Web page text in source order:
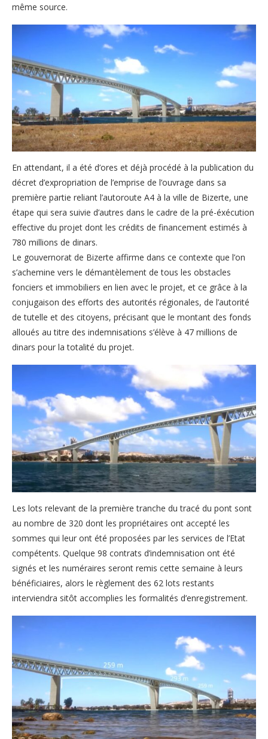
même source.
En attendant, il a été d’ores et déjà procédé à la publication du
décret d’expropriation de l’emprise de l’ouvrage dans sa
première partie reliant l’autoroute A4 à la ville de Bizerte, une
étape qui sera suivie d’autres dans le cadre de la pré-éxécution
effective du projet dont les crédits de financement estimés à
780 millions de dinars.
Le gouvernorat de Bizerte affirme dans ce contexte que l’on
s’achemine vers le démantèlement de tous les obstacles
fonciers et immobiliers en lien avec le projet, et ce grâce à la
conjugaison des efforts des autorités régionales, de l’autorité
de tutelle et des citoyens, précisant que le montant des fonds
alloués au titre des indemnisations s’élève à 47 millions de
dinars pour la totalité du projet.
Les lots relevant de la première tranche du tracé du pont sont
au nombre de 320 dont les propriétaires ont accepté les
sommes qui leur ont été proposées par les services de l’Etat
compétents. Quelque 98 contrats d’indemnisation ont été
signés et les numéraires seront remis cette semaine à leurs
bénéficiaires, alors le règlement des 62 lots restants
interviendra sitôt accomplies les formalités d’enregistrement.